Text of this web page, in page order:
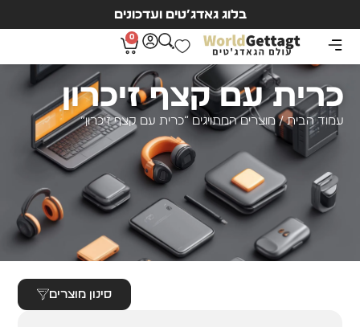
בלוג גאדג’טים ועדכונים
0
כרית עם קצף זיכרון
עמוד הבית/ מוצרים המתויגים “כרית עם קצף זיכרון”
סינון מוצרים